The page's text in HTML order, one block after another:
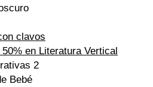
clavos
en Literatura Vertical
2
Bebé